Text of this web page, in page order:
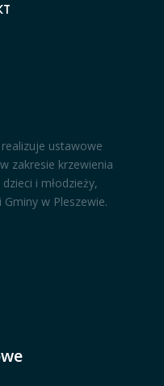
ustawowe
zakresie krzewienia
i młodzieży,
w Pleszewie.